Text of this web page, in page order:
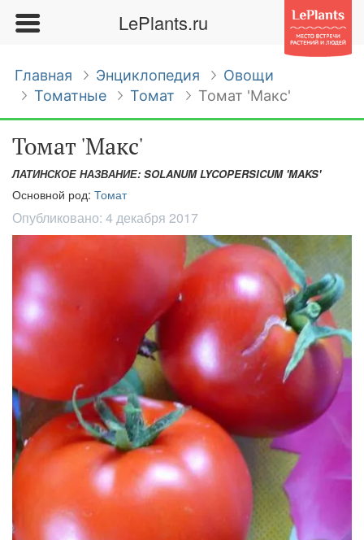
LePlants.ru
Главная Энциклопедия
Овощи
Томатные
Томат Томат 'Макс'
Томат 'Макс'
ЛАТИНСКОЕ НАЗВАНИЕ: SOLANUM LYCOPERSICUM 'MAKS'
Основной род: Томат
Опубликовано: 4 декабря 2017